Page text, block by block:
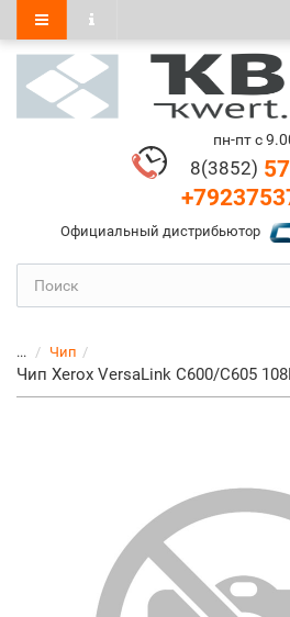
пн-пт с
8(3852)
Официальный дистрибьютор
... Чип
Чип Xerox VersaLink C600/C605